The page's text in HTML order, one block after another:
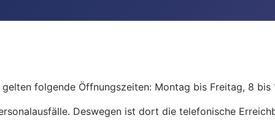
gelten folgende Öffnungszeiten: Montag bis Freitag, 8 bis
Deswegen ist dort die telefonische